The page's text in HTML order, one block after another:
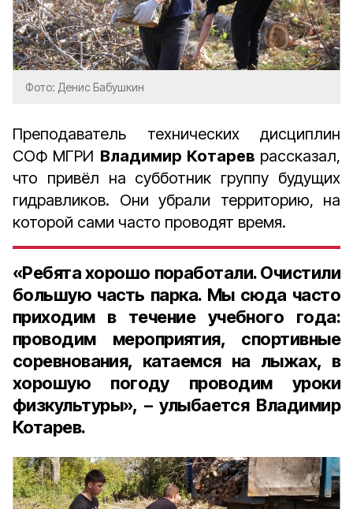
Фото: Денис Бабушкин
Преподаватель технических дисциплин
СОФ МГРИ Владимир Котарев рассказал,
что привёл на субботник группу будущих
гидравликов. Они убрали территорию, на
которой сами часто проводят время.
«Ребята хорошо поработали. Очистили
большую часть парка. Мы сюда часто
приходим в течение учебного года:
проводим мероприятия, спортивные
соревнования, катаемся на лыжах, в
хорошую погоду проводим уроки
физкультуры», – улыбается Владимир
Котарев.